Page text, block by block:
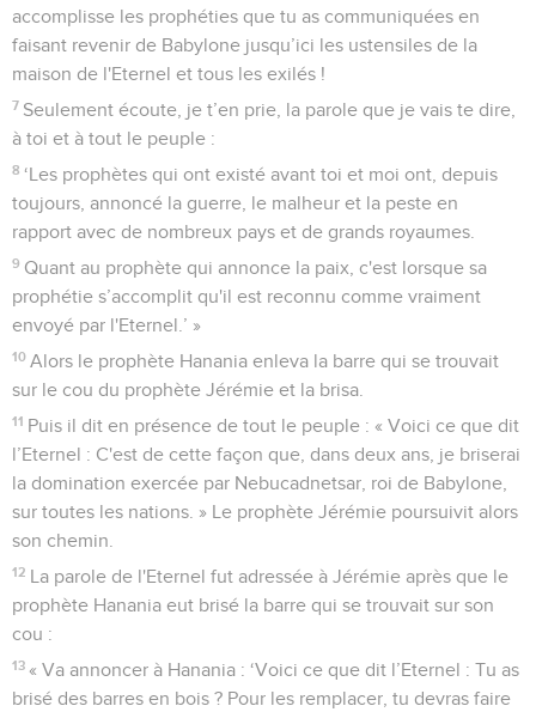
accomplisse les prophéties que tu as communiquées en
faisant revenir de Babylone jusqu’ici les ustensiles de la
maison de l'Eternel et tous les exilés !
7 Seulement écoute, je t’en prie, la parole que je vais te dire,
à toi et à tout le peuple :
8 ‘Les prophètes qui ont existé avant toi et moi ont, depuis
toujours, annoncé la guerre, le malheur et la peste en
rapport avec de nombreux pays et de grands royaumes.
9 Quant au prophète qui annonce la paix, c'est lorsque sa
prophétie s’accomplit qu'il est reconnu comme vraiment
envoyé par l'Eternel.’ »
10 Alors le prophète Hanania enleva la barre qui se trouvait
sur le cou du prophète Jérémie et la brisa.
11 Puis il dit en présence de tout le peuple : « Voici ce que dit
l’Eternel : C'est de cette façon que, dans deux ans, je briserai
la domination exercée par Nebucadnetsar, roi de Babylone,
sur toutes les nations. » Le prophète Jérémie poursuivit alors
son chemin.
12 La parole de l'Eternel fut adressée à Jérémie après que le
prophète Hanania eut brisé la barre qui se trouvait sur son
cou :
13 « Va annoncer à Hanania : ‘Voici ce que dit l’Eternel : Tu as
brisé des barres en bois ? Pour les remplacer, tu devras faire